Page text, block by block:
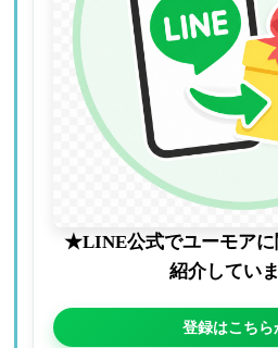
★LINE公式でユーモアに
紹介していま
登録はこちら